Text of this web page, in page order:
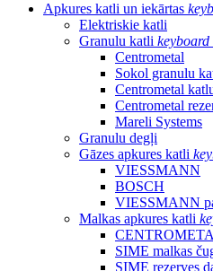
Apkures katli un iekārtas
Elektriskie katli
Granulu katli
Centrometal
Sokol granulu
Centrometal
Centrometal
Mareli Systems
Granulu degļi
Gāzes apkures katli
VIESSMANN
BOSCH
VIESSMANN
Malkas apkures katli
SIME malkas
SIME rezerves